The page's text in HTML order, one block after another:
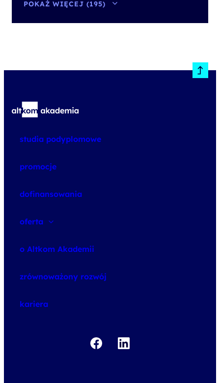
POKAŻ WIĘCEJ (195)
studia podyplomowe
promocje
dofinansowania
oferta
o Altkom Akademii
zrównoważony rozwój
kariera